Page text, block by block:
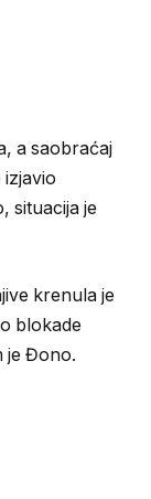
a saobraćaj
izjavio
situacija je
krenula je
blokade
je Đono.